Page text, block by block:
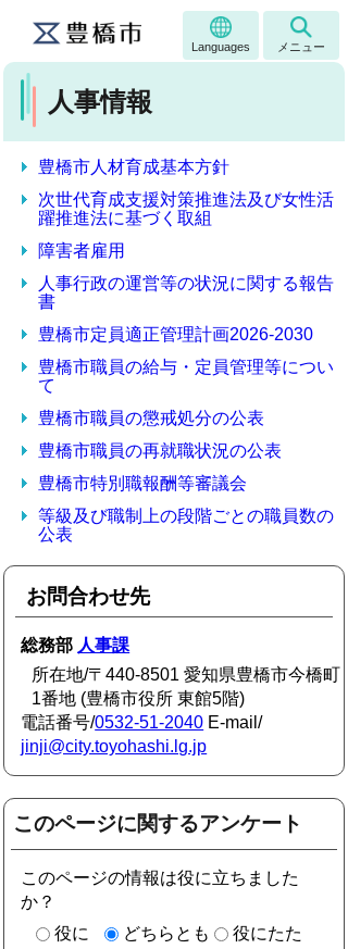
Languages メニュー
人事情報
豊橋市人材育成基本方針
次世代育成支援対策推進法及び女性活
躍推進法に基づく取組
障害者雇用
人事行政の運営等の状況に関する報告
書
豊橋市定員適正管理計画2026-2030
豊橋市職員の給与・定員管理等につい
て
豊橋市職員の懲戒処分の公表
豊橋市職員の再就職状況の公表
豊橋市特別職報酬等審議会
等級及び職制上の段階ごとの職員数の
公表
お問合わせ先
総務部 人事課
所在地/〒440-8501 愛知県豊橋市今橋町
1番地 (豊橋市役所 東館5階)
電話番号/0532-51-2040 E-mail/
jinji@city.toyohashi.lg.jp
このページに関するアンケート
このページの情報は役に立ちました
か？
役に
どちらとも
役にたた